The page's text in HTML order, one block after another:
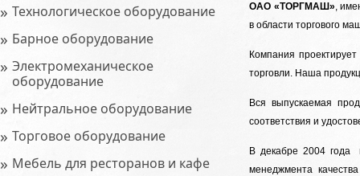
» Технологическое оборудование
» Барное оборудование
» Электромеханическое
оборудование
» Нейтральное оборудование
» Торговое оборудование
» Мебель для ресторанов и кафе
ОАО «ТОРГМАШ»,
в области торгового
Компания
торговли. Наша
Вся выпускаемая
соответствия и
В декабре 2004 года
менеджмента